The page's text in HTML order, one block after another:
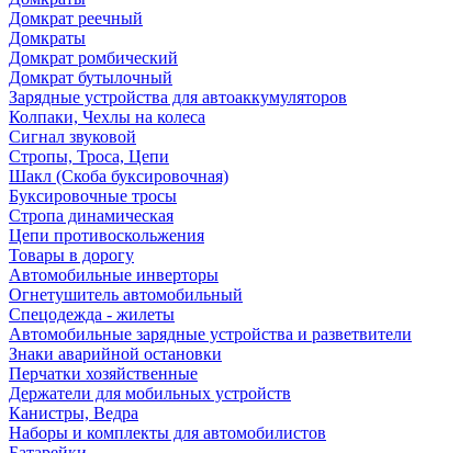
Домкрат реечный
Домкраты
Домкрат ромбический
Домкрат бутылочный
Зарядные устройства для автоаккумуляторов
Колпаки, Чехлы на колеса
Сигнал звуковой
Стропы, Троса, Цепи
Шакл (Скоба буксировочная)
Буксировочные тросы
Стропа динамическая
Цепи противоскольжения
Товары в дорогу
Автомобильные инверторы
Огнетушитель автомобильный
Спецодежда - жилеты
Автомобильные зарядные устройства и разветвители
Знаки аварийной остановки
Перчатки хозяйственные
Держатели для мобильных устройств
Канистры, Ведра
Наборы и комплекты для автомобилистов